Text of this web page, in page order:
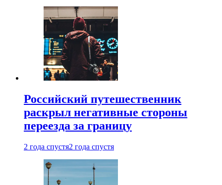
Российский путешественник
раскрыл негативные стороны
переезда за границу
2 года спустя2 года спустя